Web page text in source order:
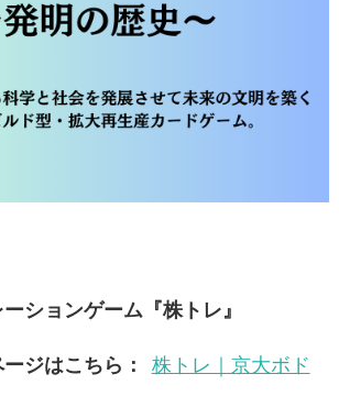
ションゲーム『株トレ』
ジはこちら：
株トレ｜京大ボド